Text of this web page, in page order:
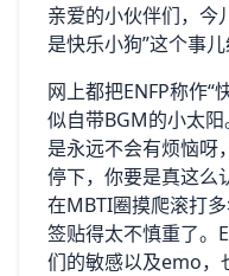
亲爱的小伙伴们，今
是快乐小狗”这个事儿
网上都把ENFP称作“
似自带BGM的小太
是永远不会有烦恼呀
停下，你要是真这么
在MBTI圈摸爬滚打
签贴得太不慎重了。
们的敏感以及emo，